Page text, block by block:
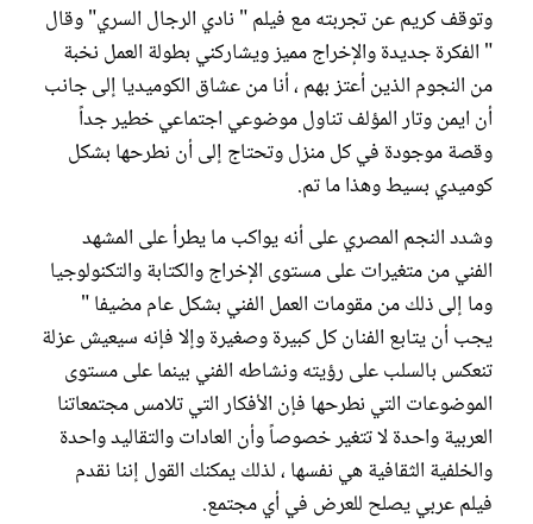
وتوقف كريم عن تجربته مع فيلم " نادي الرجال السري" وقال
" الفكرة جديدة والإخراج مميز ويشاركني بطولة العمل نخبة
من النجوم الذين أعتز بهم ، أنا من عشاق الكوميديا إلى جانب
أن ايمن وتار المؤلف تناول موضوعي اجتماعي خطير جداً
وقصة موجودة في كل منزل وتحتاج إلى أن نطرحها بشكل
كوميدي بسيط وهذا ما تم.
وشدد النجم المصري على أنه يواكب ما يطرأ على المشهد
الفني من متغيرات على مستوى الإخراج والكتابة والتكنولوجيا
وما إلى ذلك من مقومات العمل الفني بشكل عام مضيفا "
يجب أن يتابع الفنان كل كبيرة وصغيرة وإلا فإنه سيعيش عزلة
تنعكس بالسلب على رؤيته ونشاطه الفني بينما على مستوى
الموضوعات التي نطرحها فإن الأفكار التي تلامس مجتمعاتنا
العربية واحدة لا تتغير خصوصاً وأن العادات والتقاليد واحدة
والخلفية الثقافية هي نفسها ، لذلك يمكنك القول إننا نقدم
فيلم عربي يصلح للعرض في أي مجتمع.